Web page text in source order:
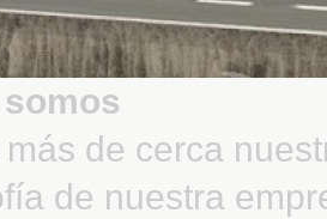
de cerca
de nuestra